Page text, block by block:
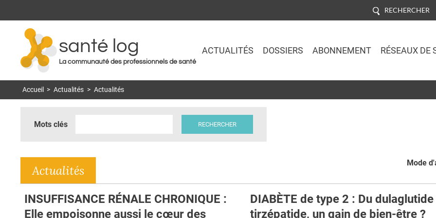
RECHERCHER
santé log
La communauté des professionnels de santé
ACTUALITÉS DOSSIERS ABONNEMENT RÉSEAUX DE
Accueil > Actualités > Actualités
Mots clés
Mode
Actualités
INSUFFISANCE RÉNALE CHRONIQUE :
Elle empoisonne aussi le cœur des
DIABÈTE de type 2 : Du dulaglutide
tirzépatide, un gain de bien-être ?